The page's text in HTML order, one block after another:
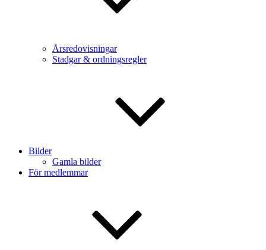
Årsredovisningar
Stadgar & ordningsregler
Bilder
Gamla bilder
För medlemmar